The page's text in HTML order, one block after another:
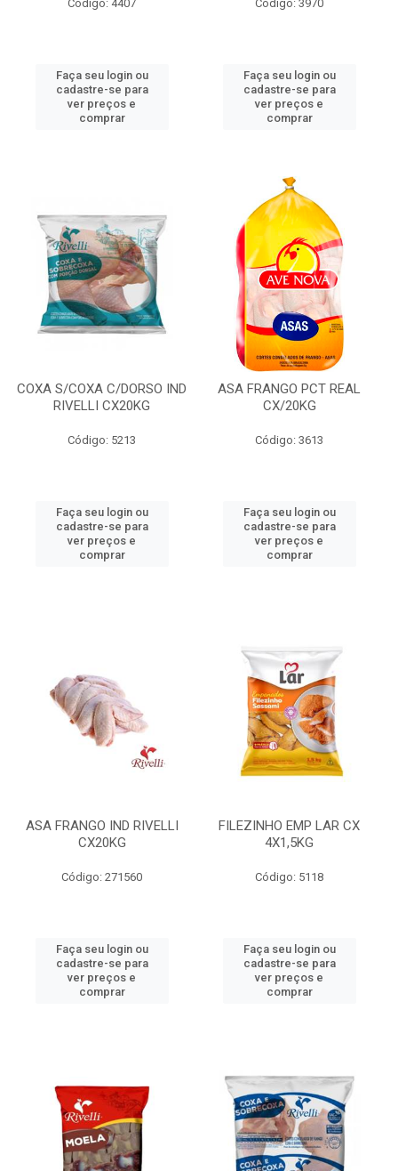
Código: 4407
Faça seu login ou
cadastre-se para
ver preços e
comprar
Código: 3970
Faça seu login ou
cadastre-se para
ver preços e
comprar
COXA S/COXA C/DORSO IND
RIVELLI CX20KG
Código: 5213
Faça seu login ou
cadastre-se para
ver preços e
comprar
ASA FRANGO PCT REAL
CX/20KG
Código: 3613
Faça seu login ou
cadastre-se para
ver preços e
comprar
ASA FRANGO IND RIVELLI
CX20KG
Código: 271560
Faça seu login ou
cadastre-se para
ver preços e
comprar
FILEZINHO EMP LAR CX
4X1,5KG
Código: 5118
Faça seu login ou
cadastre-se para
ver preços e
comprar